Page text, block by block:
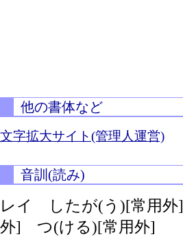
他の書体など
文字拡大サイト(管理人運営)
音訓(読み)
レイ したが(う)[常用外]
外] つ(ける)[常用外]